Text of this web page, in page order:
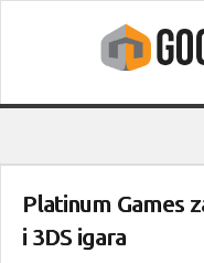
Platinum Games
i 3DS igara